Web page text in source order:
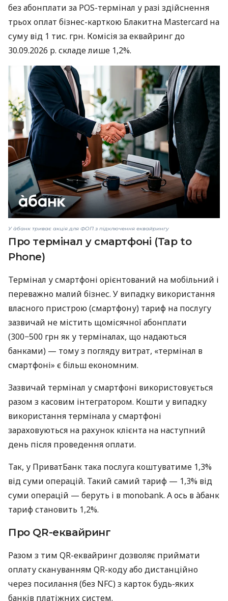
без абонплати за POS-термінал у разі здійснення
трьох оплат бізнес-карткою Блакитна Mastercard на
суму від 1 тис. грн. Комісія за еквайринг до
30.09.2026 р. складе лише 1,2%.
У àбанк триває акція для ФОП з підключення еквайрингу
Про термінал у смартфоні (Tap to
Phone)
Термінал у смартфоні орієнтований на мобільний і
переважно малий бізнес. У випадку використання
власного пристрою (смартфону) тариф на послугу
зазвичай не містить щомісячної абонплати
(300−500 грн як у терміналах, що надаються
банками) — тому з погляду витрат, «термінал в
смартфоні» є більш економним.
Зазвичай термінал у смартфоні використовується
разом з касовим інтегратором. Кошти у випадку
використання термінала у смартфоні
зараховуються на рахунок клієнта на наступний
день після проведення оплати.
Так, у ПриватБанк така послуга коштуватиме 1,3%
від суми операцій. Такий самий тариф — 1,3% від
суми операцій — беруть і в monobank. А ось в àбанк
тариф становить 1,2%.
Про QR-еквайринг
Разом з тим QR-еквайринг дозволяє приймати
оплату скануванням QR-коду або дистанційно
через посилання (без NFC) з карток будь-яких
банків платіжних систем.